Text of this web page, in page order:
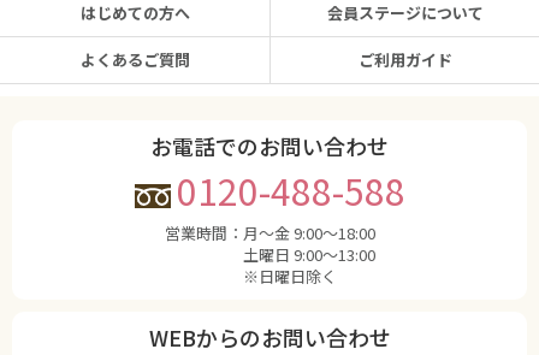
はじめての方へ
よくあるご質問
会員ステージについて
ご利用ガイド
お電話でのお問い合わせ
0120-488-588
営業時間： 月〜金 9:00〜18:00
土曜日 9:00〜13:00
※日曜日除く
WEBからのお問い合わせ